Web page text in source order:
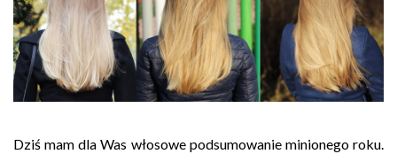
Dziś mam dla Was włosowe podsumowanie minionego roku.